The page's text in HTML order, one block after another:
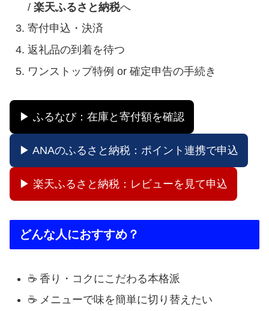
/ 楽天ふるさと納税へ
寄付申込・決済
返礼品の到着を待つ
ワンストップ特例 or 確定申告の手続き
▶ ふるなび：在庫と寄付額を確認
▶ ANAのふるさと納税：ポイント連携で申込
▶ 楽天ふるさと納税：レビューを見て申込
どんな人におすすめ？
☕ 香り・コクにこだわる本格派
☕ メニューで味を簡単に切り替えたい